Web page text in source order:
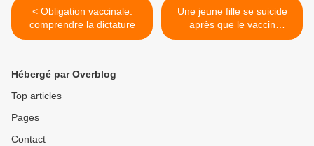
< Obligation vaccinale:
comprendre la dictature
Une jeune fille se suicide
après que le vaccin
Gardasil ait détruit sa vie >
Hébergé par Overblog
Top articles
Pages
Contact